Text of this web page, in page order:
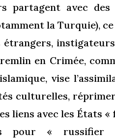
partagent avec des
la Turquie),
étrangers,
en Crimée,
vise
culturelles,
liens avec les États «
pour « russifier